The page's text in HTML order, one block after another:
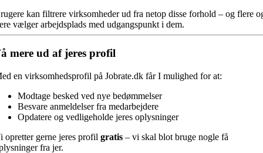
kan filtrere virksomheder ud fra netop disse forhold – og flere
vælger arbejdsplads med udgangspunkt i dem.
mere ud af jeres profil
en virksomhedsprofil på Jobrate.dk får I mulighed for at:
Modtage besked ved nye bedømmelser
Besvare anmeldelser fra medarbejdere
Opdatere og vedligeholde jeres oplysninger
opretter gerne jeres profilgratis – vi skal blot bruge nogle få
fra jer.